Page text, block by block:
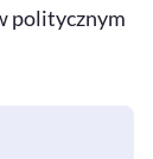
politycznym